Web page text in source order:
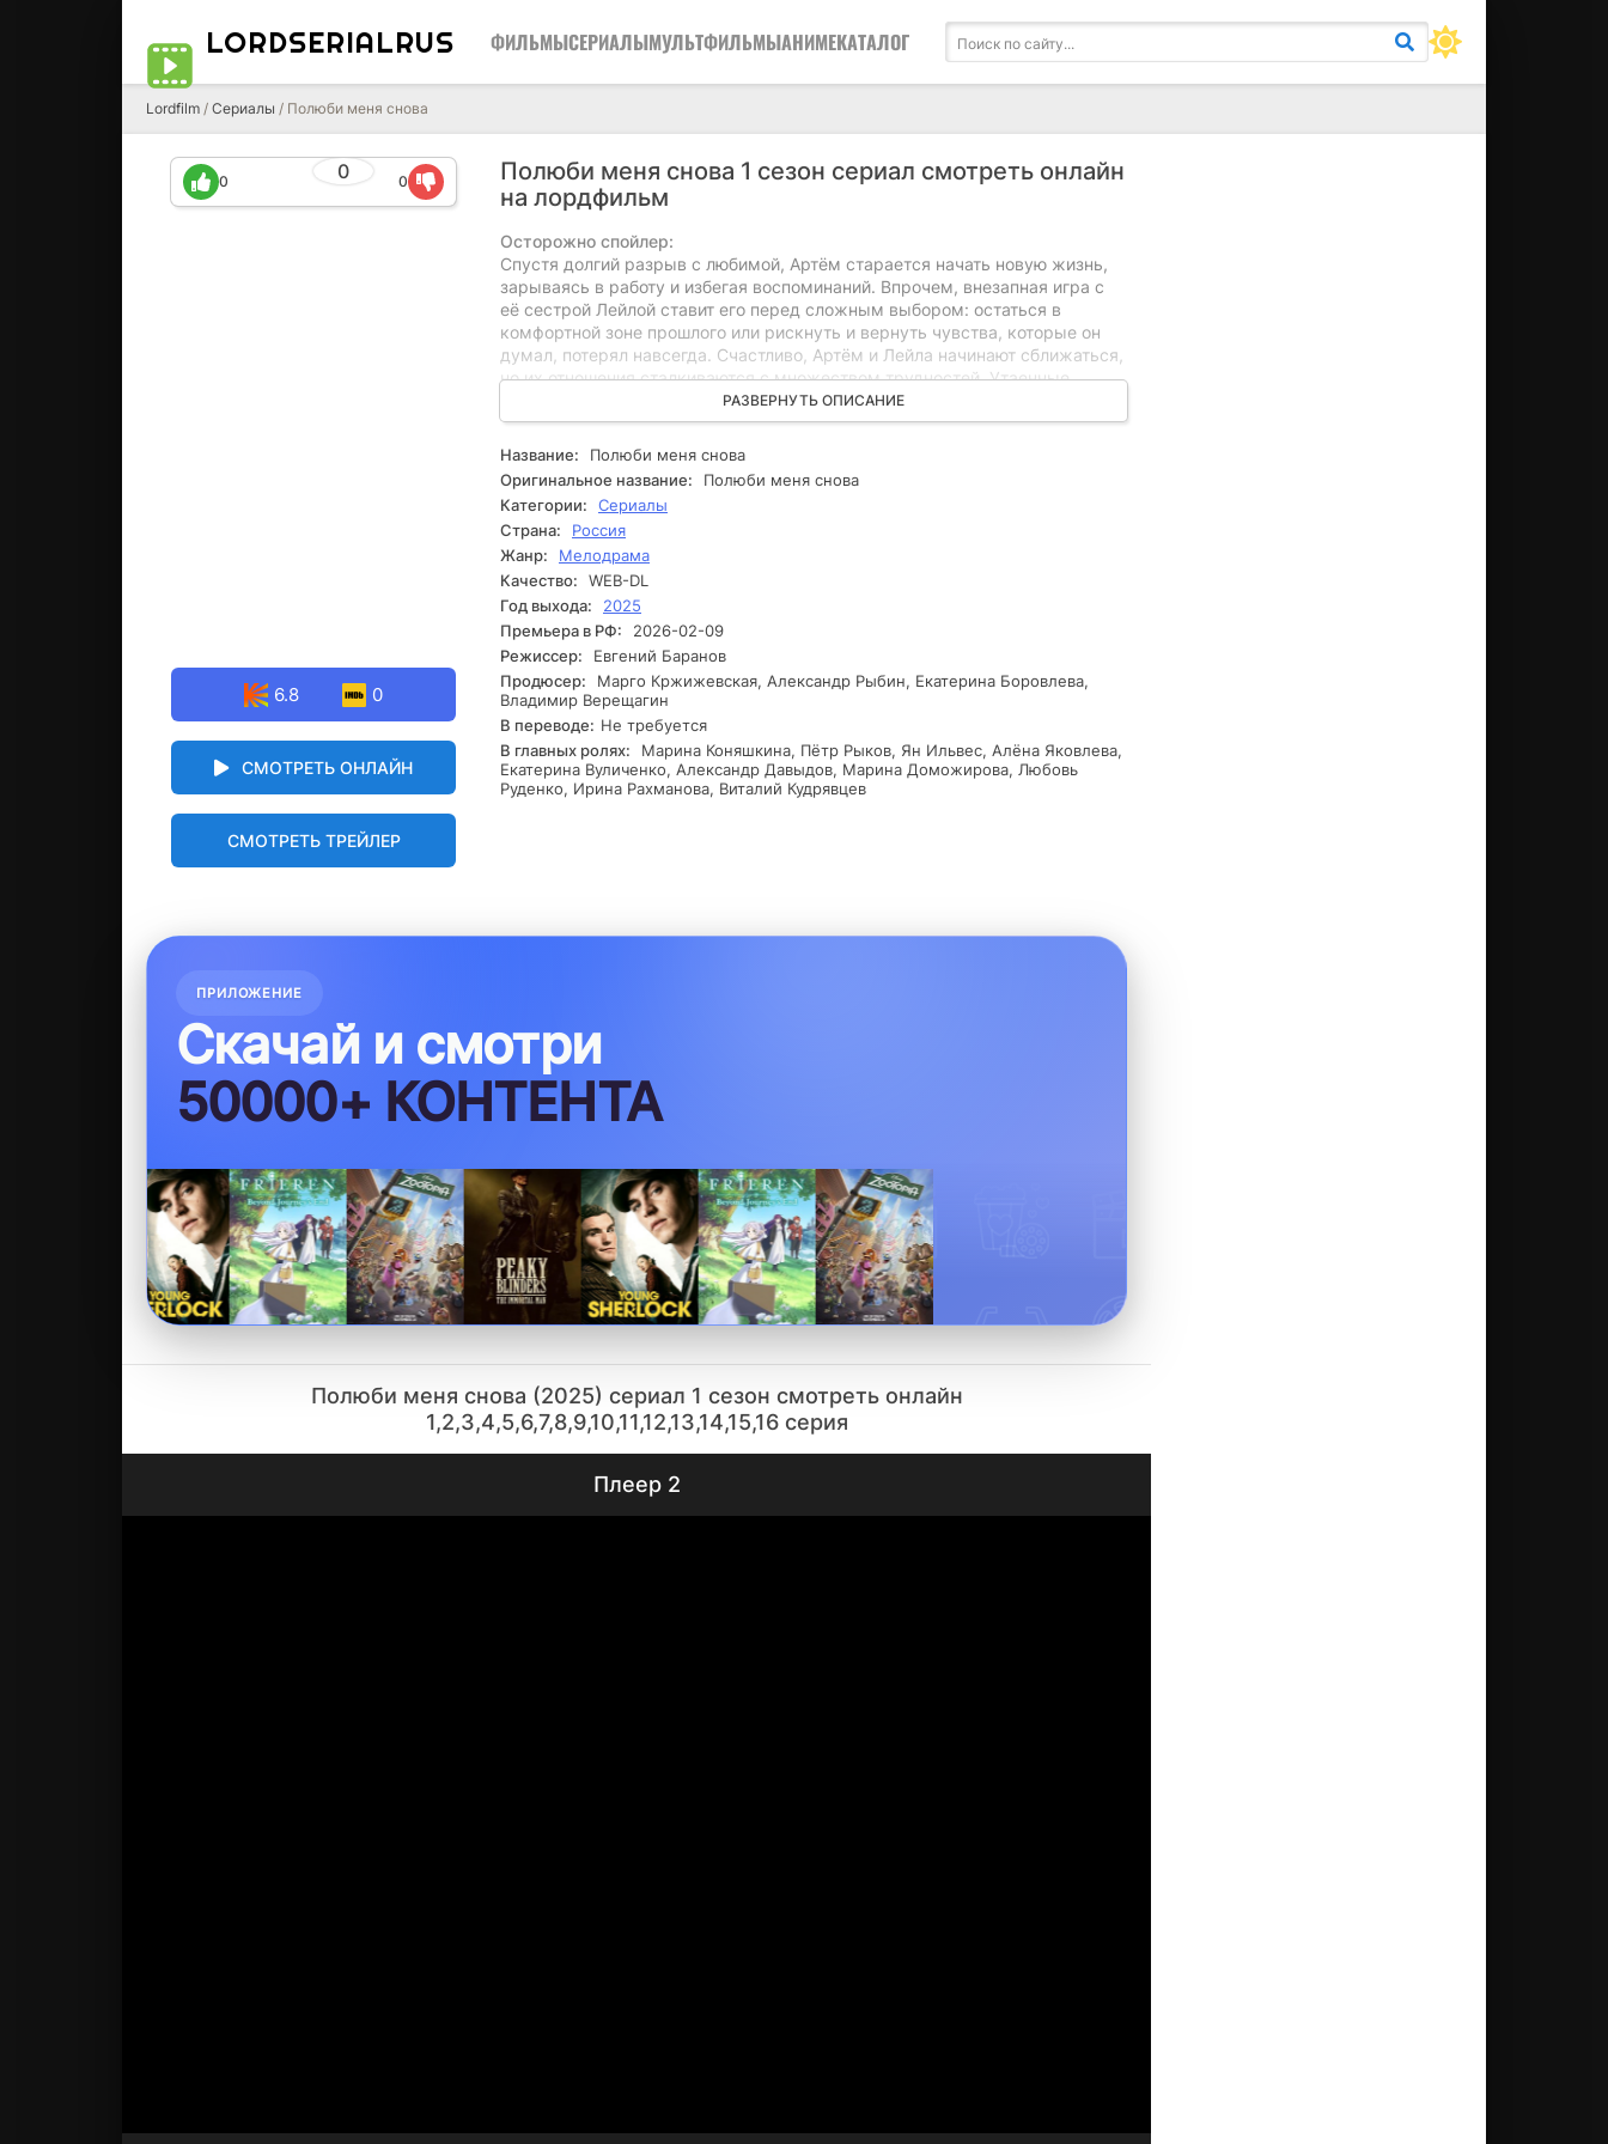
LORDSERIALRUS ФИЛЬМЫСЕРИАЛЫМУЛЬТФИЛЬМЫАНИМЕКАТАЛОГ
Lordfilm / Сериалы / Полюби меня снова
Полюби меня снова 1 сезон сериал смотреть онлайн
на лордфильм
0
0 0
6.8 0
СМОТРЕТЬ ОНЛАЙН
СМОТРЕТЬ ТРЕЙЛЕР
Осторожно спойлер:
Спустя долгий разрыв с любимой, Артём старается начать новую жизнь,
зарываясь в работу и избегая воспоминаний. Впрочем, внезапная игра с
её сестрой Лейлой ставит его перед сложным выбором: остаться в
комфортной зоне прошлого или рискнуть и вернуть чувства, которые он
думал, потерял навсегда. Счастливо, Артём и Лейла начинают сближаться,
но их отношения сталкиваются с множеством трудностей. Утаенные
чувства, недосказанности и страсть создают напряжение, в то время как
тёмные тайны прошлого начинают всплывать на поверхность. Артём
оказывается перед дилеммой: способен ли он снова открыть своё сердце
РАЗВЕРНУТЬ ОПИСАНИЕ
Название:
Полюби меня снова
Оригинальное название:
Полюби меня снова
Категории:
Сериалы
Страна:
Россия
Жанр:
Мелодрама
Качество:
WEB-DL
Год выхода:
2025
Премьера в РФ:
2026-02-09
Режиссер:
Евгений Баранов
Продюсер:
Марго Кржижевская, Александр Рыбин, Екатерина Боровлева,
Владимир Верещагин
В переводе: Не требуется
В главных ролях:
Марина Коняшкина, Пётр Рыков, Ян Ильвес, Алёна Яковлева,
Екатерина Вуличенко, Александр Давыдов, Марина Доможирова, Любовь
Руденко, Ирина Рахманова, Виталий Кудрявцев
ПРИЛОЖЕНИЕ
Скачай и смотри
50000+ КОНТЕНТА
Полюби меня снова (2025) сериал 1 сезон смотреть онлайн
1,2,3,4,5,6,7,8,9,10,11,12,13,14,15,16 серия
Плеер 2